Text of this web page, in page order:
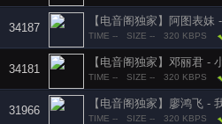
34187
TIME -- SIZE -- 320 KBPS
34181
【电音阁独家】邓丽君 -
TIME -- SIZE -- 320 KBPS
31966
【电音阁独家】廖鸿飞 -
TIME -- SIZE -- 320 KBPS